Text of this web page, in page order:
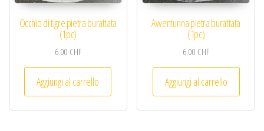
Occhio di tigre pietra burattata
(1pc)
6.00 CHF
Aggiungi al carrello
Avventurina pietra burattata
(1pc)
6.00 CHF
Aggiungi al carrello